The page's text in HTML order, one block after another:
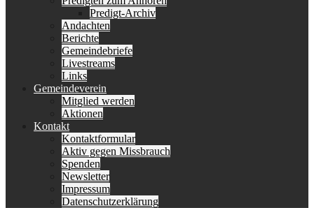
Predigt-Archiv
Andachten
Berichte
Gemeindebriefe
Livestreams
Links
Gemeindeverein
Mitglied werden
Aktionen
Kontakt
Kontaktformular
Aktiv gegen Missbrauch
Spenden
Newsletter
Impressum
Datenschutzerklärung